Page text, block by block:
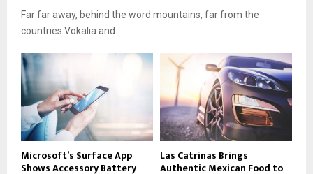
Far far away, behind the word mountains, far from the
countries Vokalia and...
Microsoft’s Surface App
Shows Accessory Battery
Las Catrinas Brings
Authentic Mexican Food to